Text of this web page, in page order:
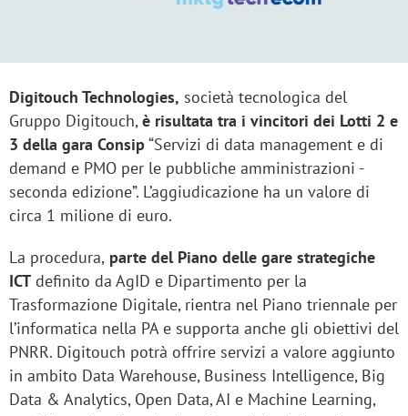
Digitouch Technologies, società tecnologica del
Gruppo Digitouch,è risultata tra i vincitori dei Lotti 2 e
3 della gara Consip “Servizi di data management e di
demand e PMO per le pubbliche amministrazioni -
seconda edizione”. L’aggiudicazione ha un valore di
circa 1 milione di euro.
La procedura, parte del Piano delle gare strategiche
ICT definito da AgID e Dipartimento per la
Trasformazione Digitale, rientra nel Piano triennale per
l’informatica nella PA e supporta anche gli obiettivi del
PNRR. Digitouch potrà offrire servizi a valore aggiunto
in ambito Data Warehouse, Business Intelligence, Big
Data & Analytics, Open Data, AI e Machine Learning,